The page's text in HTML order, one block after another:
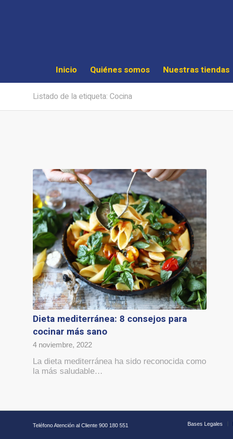
Inicio Quiénes somos Nuestras tiendas
Listado de la etiqueta: Cocina
Dieta mediterránea: 8 consejos para
cocinar más sano
4 noviembre, 2022
La dieta mediterránea ha sido reconocida como
la más saludable…
Teléfono Atención al Cliente 900 180 551 Bases Legales